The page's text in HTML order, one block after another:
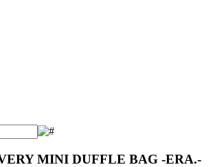
MINI DUFFLE BAG -ERA.-